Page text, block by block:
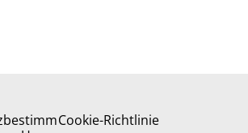
Cookie-Richtlinie